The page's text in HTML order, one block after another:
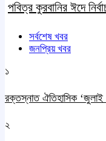
পবিত্র কুরবানির ঈদে
সর্বশেষ খবর
জনপ্রিয় খবর
১
রক্তস্নাত ঐতিহাসিক
২